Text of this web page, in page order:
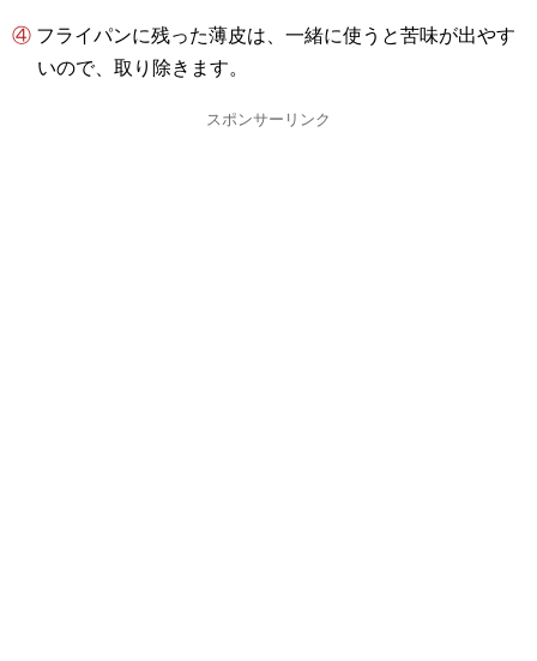
④ フライパンに残った薄皮は、一緒に使うと苦味が出やす
いので、取り除きます。
スポンサーリンク